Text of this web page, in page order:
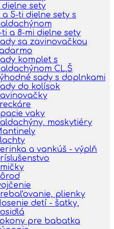
dielne sety
a 5-ti dielne sety s
ti a 8-mi dielne sety
sa zavinovačkou
komplet s
CL,Š
sady s doplnkami
do kolísok
vaky
moskytiéry
a vankúš - výplň
plienky
detí - šatky,
pre babatka